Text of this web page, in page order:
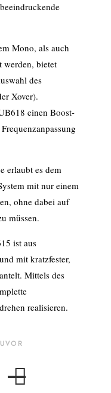
Mono, als auch
werden, bietet
des
Xover).
einen Boost-
erlaubt es dem
mit nur einem
ohne dabei auf
müssen.
ist aus
mit kratzfester,
Mittels des
realisieren.